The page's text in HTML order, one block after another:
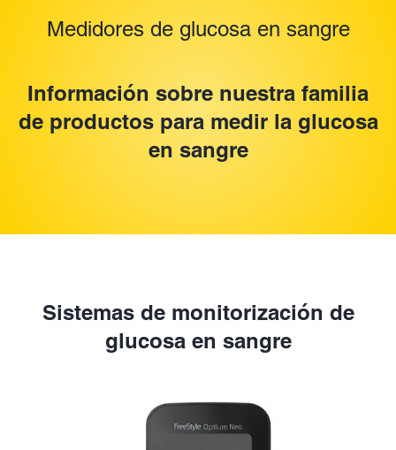
Medidores de glucosa en sangre
Información sobre nuestra familia
de productos para medir la glucosa
en sangre
Sistemas de monitorización de
glucosa en sangre